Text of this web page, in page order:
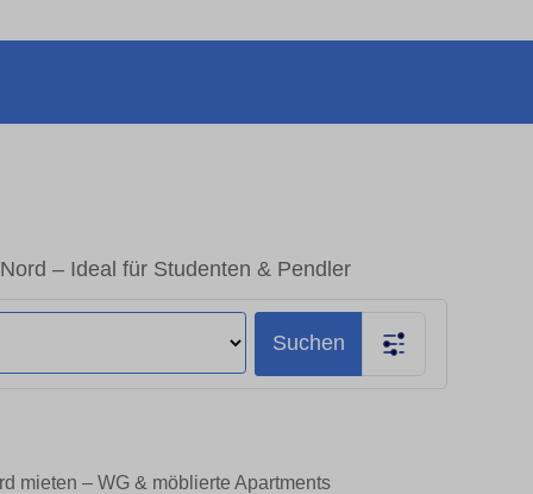
– Ideal für Studenten & Pendler
Suchen
mieten – WG & möblierte Apartments